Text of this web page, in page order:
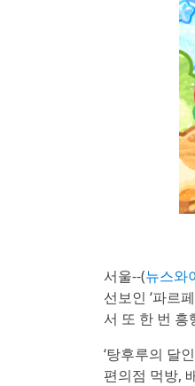
서울--(뉴스와
선보인 ‘파르
서 또 한 번 흥
‘탕후루의 달
편의점 먹방,